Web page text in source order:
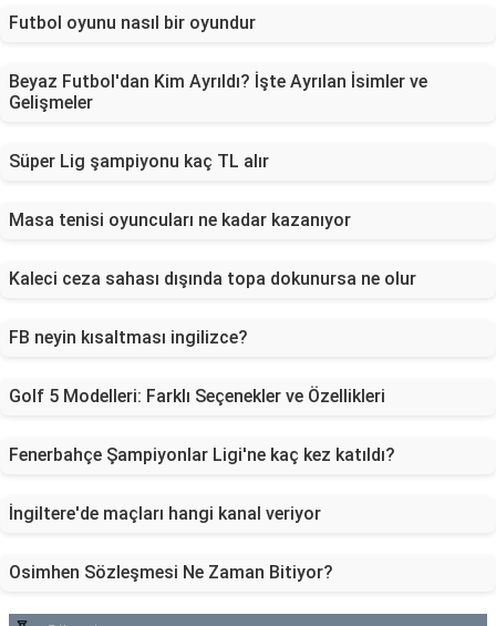
Futbol oyunu nasıl bir oyundur
Beyaz Futbol'dan Kim Ayrıldı? İşte Ayrılan İsimler ve
Gelişmeler
Süper Lig şampiyonu kaç TL alır
Masa tenisi oyuncuları ne kadar kazanıyor
Kaleci ceza sahası dışında topa dokunursa ne olur
FB neyin kısaltması ingilizce?
Golf 5 Modelleri: Farklı Seçenekler ve Özellikleri
Fenerbahçe Şampiyonlar Ligi'ne kaç kez katıldı?
İngiltere'de maçları hangi kanal veriyor
Osimhen Sözleşmesi Ne Zaman Bitiyor?